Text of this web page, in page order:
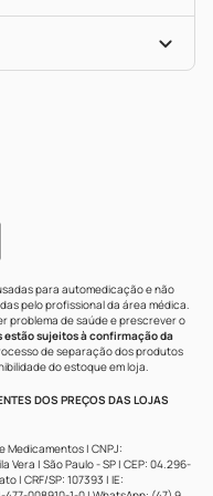
para automedicação e não
pelo profissional da área médica.
problema de saúde e prescrever o
estão sujeitos à confirmação da
de separação dos produtos
do estoque em loja.
DOS PREÇOS DAS LOJAS
Medicamentos | CNPJ:
Vera | São Paulo - SP | CEP: 04.296-
| CRF/SP: 107393 | IE: